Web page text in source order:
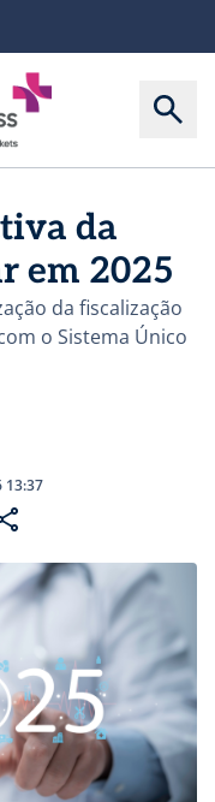
da
em 2025
da fiscalização
o Sistema Único
13:37